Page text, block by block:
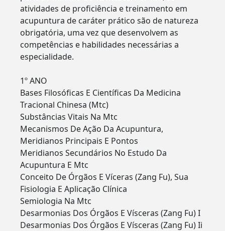
atividades de proficiência e treinamento em
acupuntura de caráter prático são de natureza
obrigatória, uma vez que desenvolvem as
competências e habilidades necessárias a
especialidade.
1º ANO
Bases Filosóficas E Científicas Da Medicina
Tracional Chinesa (Mtc)
Substâncias Vitais Na Mtc
Mecanismos De Ação Da Acupuntura,
Meridianos Principais E Pontos
Meridianos Secundários No Estudo Da
Acupuntura E Mtc
Conceito De Órgãos E Víceras (Zang Fu), Sua
Fisiologia E Aplicação Clínica
Semiologia Na Mtc
Desarmonias Dos Órgãos E Vísceras (Zang Fu) I
Desarmonias Dos Órgãos E Vísceras (Zang Fu) Ii